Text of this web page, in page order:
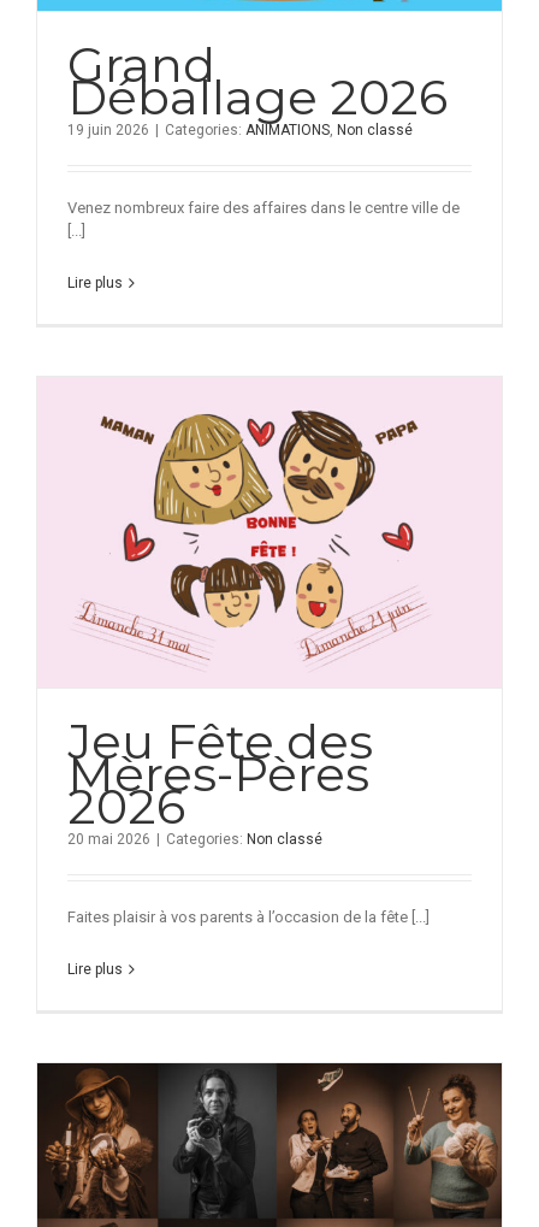
Grand
Déballage 2026
19 juin 2026 | Categories: ANIMATIONS Non classé
Venez nombreux faire des affaires dans le centre ville de
[...]
Lire plus
Jeu Fête des
Mères-Pères
2026
20 mai 2026 | Categories: Non classé
Faites plaisir à vos parents à l’occasion de la fête [...]
Lire plus